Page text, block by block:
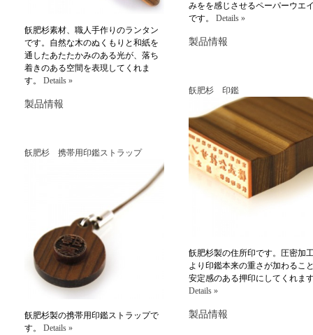
飫肥杉素材、職人手作りのランタン
です。自然な木のぬくもりと和紙を
通したあたたかみのある光が、落ち
着きのある空間を表現してくれま
す。 Details »
製品情報
みをを感じさせるペーパーウエ
です。 Details »
製品情報
飫肥杉 印鑑
飫肥杉製の住所印です。圧密加
より印鑑本来の重さが加わるこ
安定感のある押印にしてくれま
Details »
製品情報
飫肥杉 携帯用印鑑ストラップ
飫肥杉製の携帯用印鑑ストラップで
す。 Details »